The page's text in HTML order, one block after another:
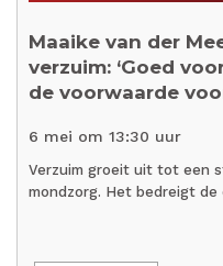
Maaike van der
verzuim: ‘Goed
de voorwaarde
6 mei om 13:30 uur
Verzuim groeit uit tot een
mondzorg. Het bedreigt